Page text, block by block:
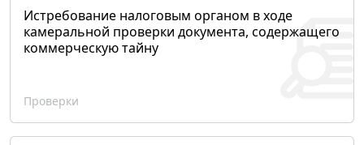
Истребование налоговым органом в ходе
камеральной проверки документа, содержащего
коммерческую тайну
Проверки